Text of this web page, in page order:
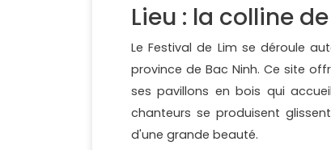
Lieu : la colline
Le Festival de Lim se déroule
province de Bac Ninh. Ce site
ses pavillons en bois qui
chanteurs se produisent
d'une grande beauté.